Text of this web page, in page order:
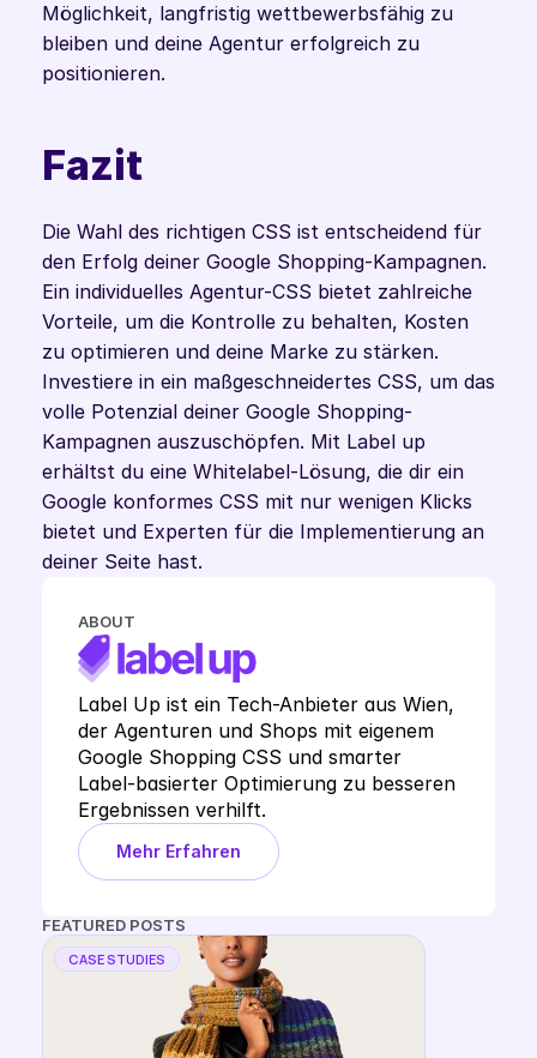
Möglichkeit, langfristig wettbewerbsfähig zu
bleiben und deine Agentur erfolgreich zu
positionieren.
Fazit
Die Wahl des richtigen CSS ist entscheidend für
den Erfolg deiner Google Shopping-Kampagnen.
Ein individuelles Agentur-CSS bietet zahlreiche
Vorteile, um die Kontrolle zu behalten, Kosten
zu optimieren und deine Marke zu stärken.
Investiere in ein maßgeschneidertes CSS, um das
volle Potenzial deiner Google Shopping-
Kampagnen auszuschöpfen. Mit Label up
erhältst du eine Whitelabel-Lösung, die dir ein
Google konformes CSS mit nur wenigen Klicks
bietet und Experten für die Implementierung an
deiner Seite hast.
ABOUT
Label Up ist ein Tech-Anbieter aus Wien,
der Agenturen und Shops mit eigenem
Google Shopping CSS und smarter
Label-basierter Optimierung zu besseren
Ergebnissen verhilft.
Mehr Erfahren
FEATURED POSTS
CASE STUDIES